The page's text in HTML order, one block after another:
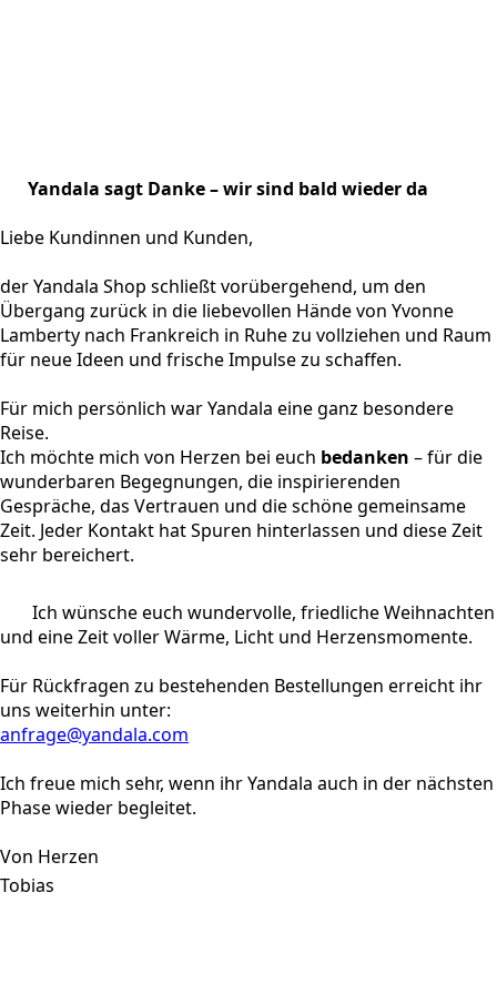
Yandala sagt Danke – wir sind bald wieder da
Liebe Kundinnen und Kunden,
der Yandala Shop schließt vorübergehend, um den
Übergang zurück in die liebevollen Hände von Yvonne
Lamberty nach Frankreich in Ruhe zu vollziehen und Raum
für neue Ideen und frische Impulse zu schaffen.
Für mich persönlich war Yandala eine ganz besondere
Reise.
Ich möchte mich von Herzen bei euch bedanken – für die
wunderbaren Begegnungen, die inspirierenden
Gespräche, das Vertrauen und die schöne gemeinsame
Zeit. Jeder Kontakt hat Spuren hinterlassen und diese Zeit
sehr bereichert.
Ich wünsche euch wundervolle, friedliche Weihnachten
und eine Zeit voller Wärme, Licht und Herzensmomente.
Für Rückfragen zu bestehenden Bestellungen erreicht ihr
uns weiterhin unter:
anfrage@yandala.com
Ich freue mich sehr, wenn ihr Yandala auch in der nächsten
Phase wieder begleitet.
Von Herzen
Tobias